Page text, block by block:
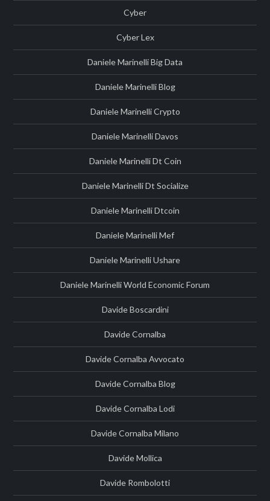
Cyber
Cyber Lex
Daniele Marinelli Big Data
Daniele Marinelli Blog
Daniele Marinelli Crypto
Daniele Marinelli Davos
Daniele Marinelli Dt Coin
Daniele Marinelli Dt Socialize
Daniele Marinelli Dtcoin
Daniele Marinelli Mef
Daniele Marinelli Ushare
Daniele Marinelli World Economic Forum
Davide Boscardini
Davide Cornalba
Davide Cornalba Avvocato
Davide Cornalba Blog
Davide Cornalba Lodi
Davide Cornalba Milano
Davide Mollica
Davide Rombolotti